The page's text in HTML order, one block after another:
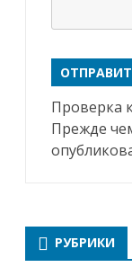
Проверка
Прежде
РУБРИКИ